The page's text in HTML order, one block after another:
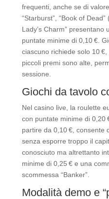
frequenti, anche se di
“Starburst”, “Book of
Lady’s Charm” presentano
puntate minime di 0,10 €.
ciascuno richiede solo 10
piccoli premi sono alte,
sessione.
Giochi da tavolo
Nel casino live, la roulette
con puntate minime di 0,20
partire da 0,10 €, consente
senza esporre troppo il
conosciuto ma altrettanto
minime di 0,25 € e una
scommessa “Banker”.
Modalità demo e